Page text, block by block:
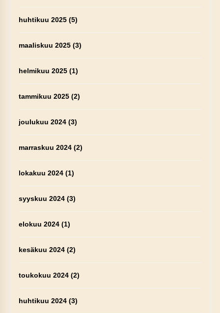
huhtikuu 2025(5)
maaliskuu 2025(3)
helmikuu 2025(1)
tammikuu 2025(2)
joulukuu 2024(3)
marraskuu 2024(2)
lokakuu 2024(1)
syyskuu 2024(3)
elokuu 2024(1)
kesäkuu 2024(2)
toukokuu 2024(2)
huhtikuu 2024(3)